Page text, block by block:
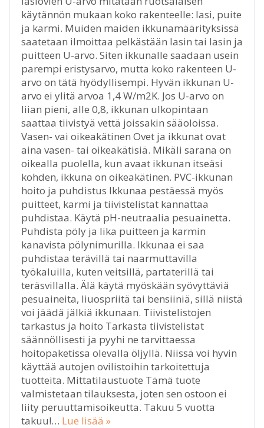
käytännön mukaan koko rakenteelle: lasi, puite
ja karmi. Muiden maiden ikkunamäärityksissä
saatetaan ilmoittaa pelkästään lasin tai lasin ja
puitteen U-arvo. Siten ikkunalle saadaan usein
parempi eristysarvo, mutta koko rakenteen U-
arvo on tätä hyödyllisempi. Hyvän ikkunan U-
arvo ei ylitä arvoa 1,4 W/m2K. Jos U-arvo on
liian pieni, alle 0,8, ikkunan ulkopintaan
saattaa tiivistyä vettä joissakin sääoloissa.
Vasen- vai oikeakätinen Ovet ja ikkunat ovat
aina vasen- tai oikeakätisiä. Mikäli sarana on
oikealla puolella, kun avaat ikkunan itseäsi
kohden, ikkuna on oikeakätinen. PVC-ikkunan
hoito ja puhdistus Ikkunaa pestäessä myös
puitteet, karmi ja tiivistelistat kannattaa
puhdistaa. Käytä pH-neutraalia pesuainetta.
Puhdista pöly ja lika puitteen ja karmin
kanavista pölynimurilla. Ikkunaa ei saa
puhdistaa terävillä tai naarmuttavilla
työkaluilla, kuten veitsillä, partaterillä tai
teräsvillalla. Älä käytä myöskään syövyttäviä
pesuaineita, liuospriitä tai bensiiniä, sillä niistä
voi jäädä jälkiä ikkunaan. Tiivistelistojen
tarkastus ja hoito Tarkasta tiivistelistat
säännöllisesti ja pyyhi ne tarvittaessa
hoitopaketissa olevalla öljyllä. Niissä voi hyvin
käyttää autojen ovilistoihin tarkoitettuja
tuotteita. Mittatilaustuote Tämä tuote
valmistetaan tilauksesta, joten sen ostoon ei
liity peruuttamisoikeutta. Takuu 5 vuotta
takuu!… Lue lisää »